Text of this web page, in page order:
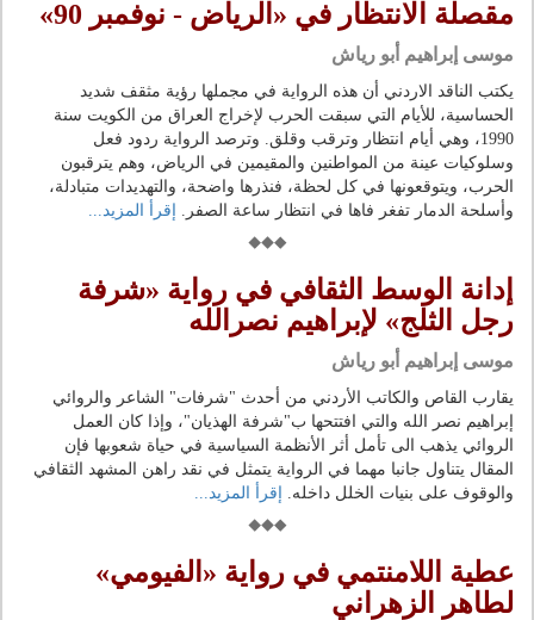
مقصلة الانتظار في «الرياض - نوفمبر 90»
موسى إبراهيم أبو رياش
يكتب الناقد الاردني أن هذه الرواية في مجملها رؤية مثقف شديد
الحساسية، للأيام التي سبقت الحرب لإخراج العراق من الكويت سنة
1990، وهي أيام انتظار وترقب وقلق. وترصد الرواية ردود فعل
وسلوكيات عينة من المواطنين والمقيمين في الرياض، وهم يترقبون
الحرب، ويتوقعونها في كل لحظة، فنذرها واضحة، والتهديدات متبادلة،
وأسلحة الدمار تفغر فاها في انتظار ساعة الصفر.
إقرأ المزيد...
إدانة الوسط الثقافي في رواية «شرفة
رجل الثلج» لإبراهيم نصرالله
موسى إبراهيم أبو رياش
يقارب القاص والكاتب الأردني من أحدث "شرفات" الشاعر والروائي
إبراهيم نصر الله والتي افتتحها ب"شرفة الهذيان"، وإذا كان العمل
الروائي يذهب الى تأمل أثر الأنظمة السياسية في حياة شعوبها فإن
المقال يتناول جانبا مهما في الرواية يتمثل في نقد راهن المشهد الثقافي
والوقوف على بنيات الخلل داخله.
إقرأ المزيد...
عطية اللامنتمي في رواية «الفيومي»
لطاهر الزهراني